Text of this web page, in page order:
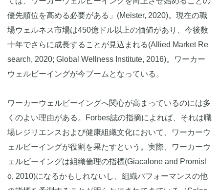
優先順位を高める必要がある」(Meister, 2020)。現在の職
場ウェルネス市場は450億ドル以上の価値があり、今後数
十年でさらに成長することが見込まれる(Allied Market Re
search, 2020; Global Wellness Institute, 2016)。ワーカー
ウェルビーイングが今ブームとなっている。
ワーカーウェルビーイングへ関心が高まっているのには多
くのよい理由がある。Forbes誌の指摘によれば、それは職
場レジリエンスおよび健康組織文化において、ワーカーウ
ェルビーイングが役割を果たすという。実際、ワーカーウ
ェルビーイングは組織倫理の指標(Giacalone and Promisl
o, 2010)になるかもしれないし、組織パフォーマンスの他